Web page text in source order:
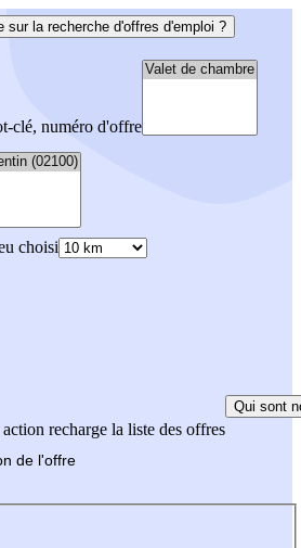
sur la recherche d'offres d'emploi ?
clé, numéro d'offre
choisi
recharge la liste des offres
Qui sont
de l'offre